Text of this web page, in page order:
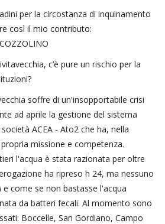
per la circostanza di inquinamento
così il mio contributo:
c’è pure un rischio per la
soffre di un'insopportabile crisi
ad aprile la gestione del sistema
ACEA - Ato2 che ha, nella
missione e competenza.
l'acqua è stata razionata per oltre
ha ripreso h 24, ma nessuno
come se non bastasse l'acqua
da batteri fecali. Al momento sono
Boccelle, San Gordiano, Campo